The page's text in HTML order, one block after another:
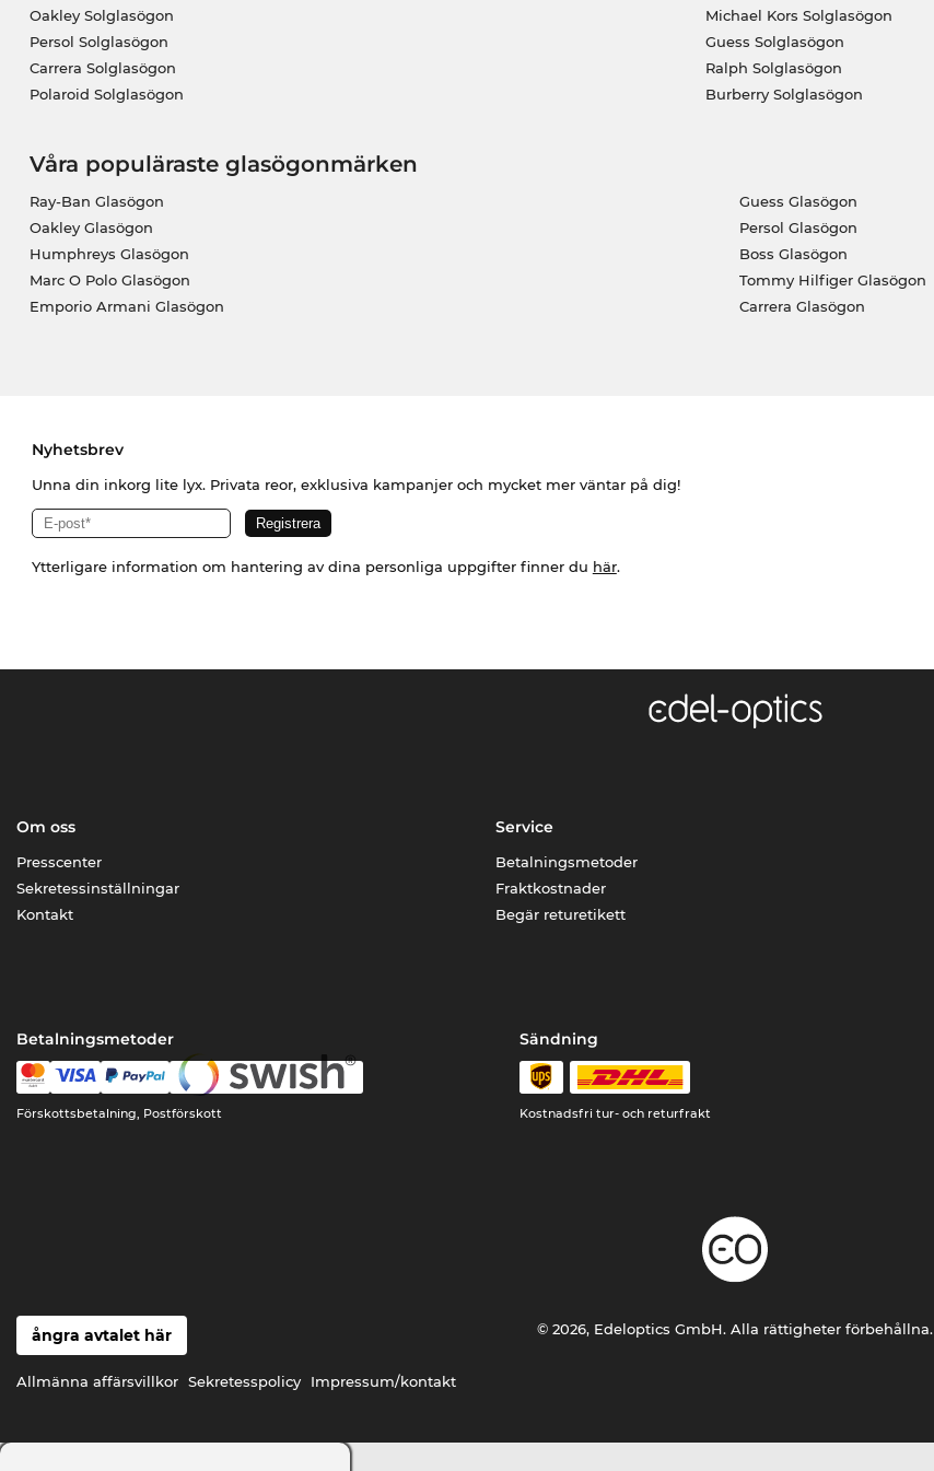
Oakley Solglasögon
Persol Solglasögon
Carrera Solglasögon
Polaroid Solglasögon
Michael Kors Solglasögon
Guess Solglasögon
Ralph Solglasögon
Burberry Solglasögon
Våra populäraste glasögonmärken
Ray-Ban Glasögon
Oakley Glasögon
Humphreys Glasögon
Marc O Polo Glasögon
Emporio Armani Glasögon
Guess Glasögon
Persol Glasögon
Boss Glasögon
Tommy Hilfiger Glasögon
Carrera Glasögon
Nyhetsbrev
Unna din inkorg lite lyx. Privata reor, exklusiva kampanjer och mycket mer väntar på dig!
Ytterligare information om hantering av dina personliga uppgifter finner du här.
Om oss
Presscenter
Sekretessinställningar
Kontakt
Service
Betalningsmetoder
Fraktkostnader
Begär returetikett
Betalningsmetoder
Förskottsbetalning, Postförskott
Sändning
Kostnadsfri tur- och returfrakt
ångra avtalet här
Allmänna affärsvillkor Sekretesspolicy Impressum/kontakt
© 2026, Edeloptics GmbH. Alla rättigheter förbehållna.